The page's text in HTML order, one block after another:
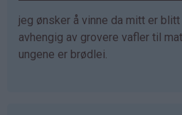
jeg ønsker å vinne da mitt er
avhengig av grovere vafler til
ungene er brødlei.